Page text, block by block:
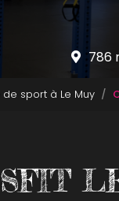
786
de sport à Le Muy